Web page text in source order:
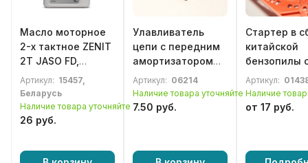
Масло моторное
2-х тактное ZENIT
2T JASO FD,
полусинтетика 1л
Артикул: 15457,
Беларусь
Наличие товара уточняйте
26 руб.
Улавливатель
цепи с передним
амортизатором
(комплект)
китайской
бензопилы серии
Артикул: 06214
Наличие товара уточняйте
7.50 руб.
Стартер в
китайской
бензопилы
4500 / 5200
Артикул:
Наличие
от 17 руб.